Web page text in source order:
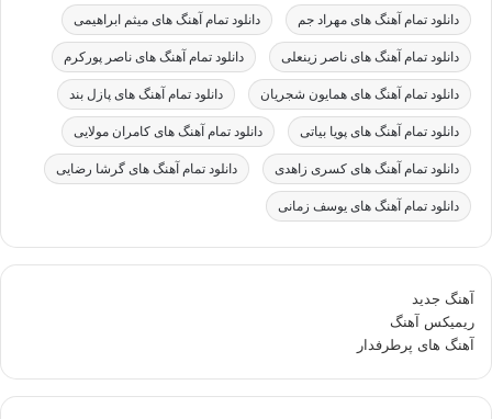
دانلود تمام آهنگ های مهراد جم دانلود تمام آهنگ های میثم ابراهیمی
دانلود تمام آهنگ های ناصر زینعلی دانلود تمام آهنگ های ناصر پورکرم
دانلود تمام آهنگ های همایون شجریان دانلود تمام آهنگ های پازل بند
دانلود تمام آهنگ های پویا بیاتی دانلود تمام آهنگ های کامران مولایی
دانلود تمام آهنگ های کسری زاهدی دانلود تمام آهنگ های گرشا رضایی
دانلود تمام آهنگ های یوسف زمانی
آهنگ جدید
ریمیکس آهنگ
آهنگ های پرطرفدار